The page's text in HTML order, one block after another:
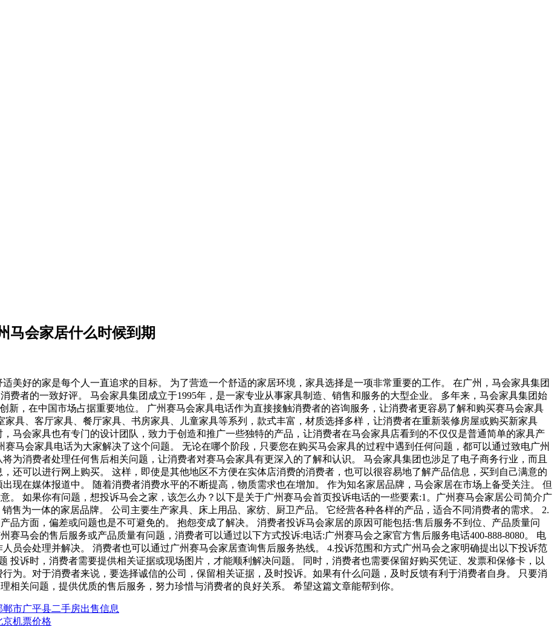
马会家居什么时候到期
美好的家是每个人一直追求的目标。 为了营造一个舒适的家居环境，家具选择是一项非常重要的工作。 在广州，马会家具集团
费者的一致好评。 马会家具集团成立于1995年，是一家专业从事家具制造、销售和服务的大型企业。 多年来，马会家具集团始
新，在中国市场占据重要地位。 广州赛马会家具电话作为直接接触消费者的咨询服务，让消费者更容易了解和购买赛马会家具
具、客厅家具、餐厅家具、书房家具、儿童家具等系列，款式丰富，材质选择多样，让消费者在重新装修房屋或购买新家具
马会家具也有专门的设计团队，致力于创造和推广一些独特的产品，让消费者在马会家具店看到的不仅仅是普通简单的家具产
马会家具电话为大家解决了这个问题。 无论在哪个阶段，只要您在购买马会家具的过程中遇到任何问题，都可以通过致电广州
为消费者处理任何售后相关问题，让消费者对赛马会家具有更深入的了解和认识。 马会家具集团也涉足了电子商务行业，而且
还可以进行网上购买。 这样，即使是其他地区不方便在实体店消费的消费者，也可以很容易地了解产品信息，买到自己满意的
现在媒体报道中。 随着消费者消费水平的不断提高，物质需求也在增加。 作为知名家居品牌，马会家居在市场上备受关注。 但
。 如果你有问题，想投诉马会之家，该怎么办？以下是关于广州赛马会首页投诉电话的一些要素:1。广州赛马会家居公司简介广
售为一体的家居品牌。 公司主要生产家具、床上用品、家纺、厨卫产品。 它经营各种各样的产品，适合不同消费者的需求。 2.
品方面，偏差或问题也是不可避免的。 抱怨变成了解决。 消费者投诉马会家居的原因可能包括:售后服务不到位、产品质量问
赛马会的售后服务或产品质量有问题，消费者可以通过以下方式投诉:电话:广州赛马会之家官方售后服务电话400-888-8080。 电
员会处理并解决。 消费者也可以通过广州赛马会家居查询售后服务热线。 4.投诉范围和方式广州马会之家明确提出以下投诉范
投诉时，消费者需要提供相关证据或现场图片，才能顺利解决问题。 同时，消费者也需要保留好购买凭证、发票和保修卡，以
为。对于消费者来说，要选择诚信的公司，保留相关证据，及时投诉。如果有什么问题，及时反馈有利于消费者自身。 只要消
相关问题，提供优质的售后服务，努力珍惜与消费者的良好关系。 希望这篇文章能帮到你。
市广平县二手房出售信息
京机票价格